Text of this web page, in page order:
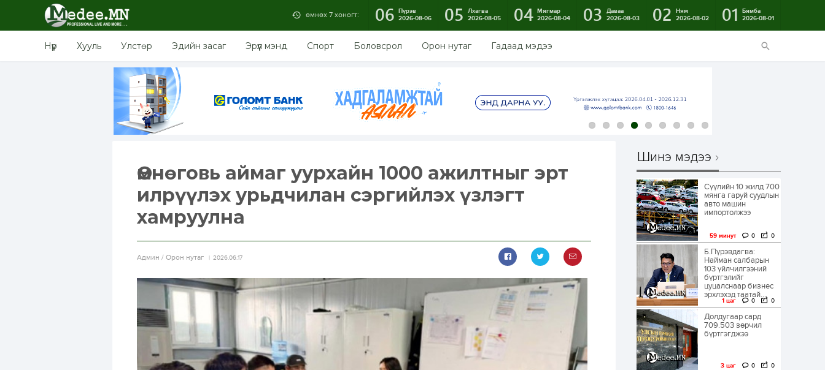
өмнөх 7 хоногт: 06 Пүрэв
2026-08-06
05
Лхагва
2026-08-05
04 Мягмар
2026-08-04
03
Даваа
2026-08-03
02
Ням
2026-08-02
01
Бямба
2026-08-01
Нүүр Хууль Улстөр Эдийн засаг Эрүүл мэнд Спорт Боловсрол Орон нутаг Гадаад мэдээ
Өмнөговь аймаг уурхайн 1000 ажилтныг эрт
илрүүлэх урьдчилан сэргийлэх үзлэгт
хамруулна
Aдмин / Орон нутаг 2026.06.17
Шинэ мэдээ
Сүүлийн 10 жилд 700
мянга гаруй суудлын
авто машин
импортолжээ
59 минут 0 0
Б.Пүрэвдагва:
Найман салбарын
103 үйлчилгээний
бүртгэлийг
цуцалснаар бизнес
эрхлэхэд таатай...
1 цаг 0 0
Долдугаар сард
709.503 зөрчил
бүртгэгджээ
3 цаг 0 0